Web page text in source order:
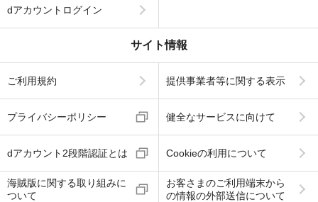
dアカウントログイン
サイト情報
ご利用規約 提供事業者等に関する表示
プライバシーポリシー 健全なサービスに向けて
dアカウント2段階認証とは Cookieの利用について
海賊版に関する取り組みに
ついて
お客さまのご利用端末から
の情報の外部送信について